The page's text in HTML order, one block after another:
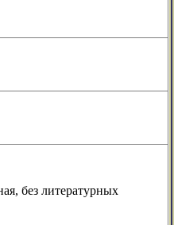
без литературных